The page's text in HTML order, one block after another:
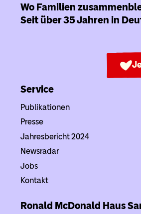
Wo Familien
Seit über 35 Jahren in
Service
Publikationen
Presse
Jahresbericht 2024
Newsradar
Jobs
Kontakt
Ronald McDonald Haus